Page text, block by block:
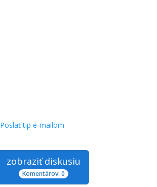
Poslať tip e-mailom
zobraziť diskusiu
Komentárov: 0